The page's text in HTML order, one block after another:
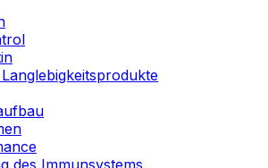
des Immunsystems